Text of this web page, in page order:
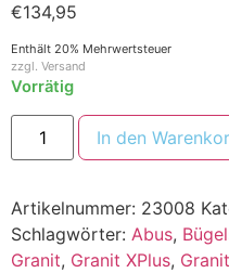
€134,95
Enthält 20% Mehrwertsteuer
zzgl. Versand
Vorrätig
In den
Artikelnummer: 23008
Schlagwörter: Abus,
Granit, Granit XPlus,